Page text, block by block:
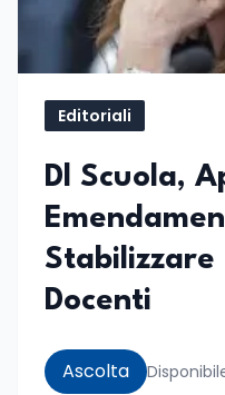
Editoriali
Dl Scuola,
Stabilizzare
Docenti
Ascolta